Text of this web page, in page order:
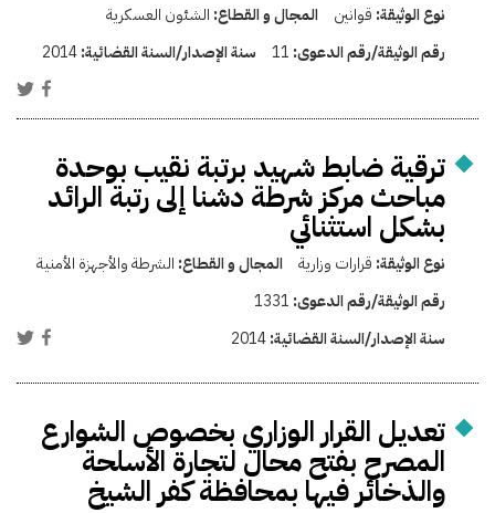
نوع الوثيقة: قوانين المجال و القطاع: الشئون العسكرية
رقم الوثيقة/رقم الدعوى: 11 سنة الإصدار/السنة القضائية:2014
ترقية ضابط شهيد برتبة نقيب بوحدة
مباحث مركز شرطة دشنا إلى رتبة الرائد
بشكل استثنائي
نوع الوثيقة: قرارات وزارية المجال و القطاع: الشرطة والأجهزة الأمنية
رقم الوثيقة/رقم الدعوى: 1331
سنة الإصدار/السنة القضائية:2014
تعديل القرار الوزاري بخصوص الشوارع
المصرح بفتح محال لتجارة الأسلحة
والذخائر فيها بمحافظة كفر الشيخ